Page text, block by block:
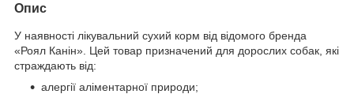
Опис
У наявності лікувальний сухий корм від відомого бренда
«Роял Канін». Цей товар призначений для дорослих собак, які
страждають від:
алергії аліментарної природи;